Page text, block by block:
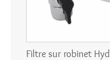
Filtre sur robinet